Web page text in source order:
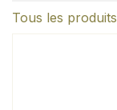
Tous les produits